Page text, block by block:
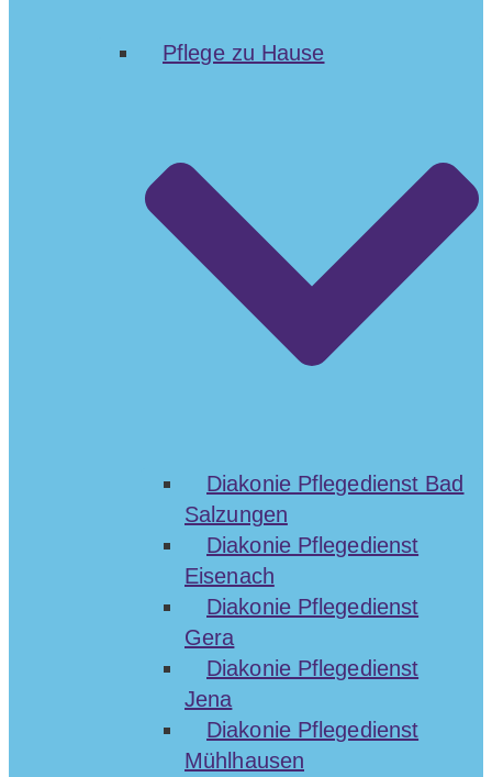
Pflege zu Hause
Diakonie Pflegedienst Bad
Salzungen
Diakonie Pflegedienst
Eisenach
Diakonie Pflegedienst
Gera
Diakonie Pflegedienst
Jena
Diakonie Pflegedienst
Mühlhausen